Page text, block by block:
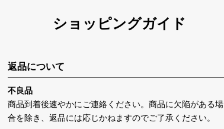
ショッピングガイド
返品について
不良品
商品到着後速やかにご連絡ください。商品に欠陥がある場
合を除き、返品には応じかねますのでご了承ください。